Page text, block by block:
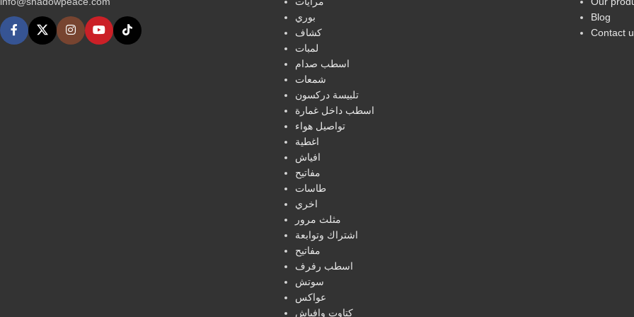
بوري
كشاف
لمبات
اسطب صدام
شمعات
تلبيسة دركسون
اسطب داخل غمارة
تواصيل هواء
اغطية
افياش
مفاتيح
طاسات
اخري
مثلث مرور
اشتراك وتوابعة
مفاتيح
اسطب رفرف
سوتش
عواكس
كتاوت وافياش
Blog
Contact